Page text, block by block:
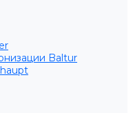
Baltur